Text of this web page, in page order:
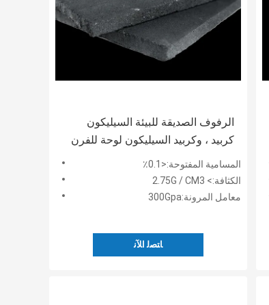
الرفوف الصديقة للبيئة السيليكون
كربيد ، وكربيد السيليكون لوحة للفرن
الصناعي
المسامية المفتوحة:<0.1٪
الكثافة:> 2.75G / CM3
معامل المرونة:300Gpa
ﺎﺘﺼﻟ ﺍﻶﻧ